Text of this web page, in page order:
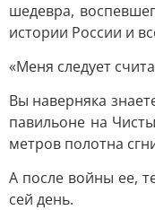
шедевра,
истории России и
«Меня следует
Вы наверняка
павильоне на
метров полотна
А после войны ее,
сей день.